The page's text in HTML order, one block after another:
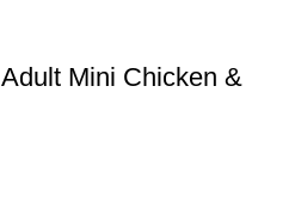
Mini Chicken &